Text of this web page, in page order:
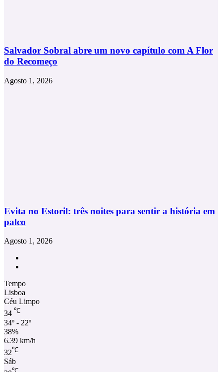
Salvador Sobral abre um novo capítulo com A Flor
do Recomeço
Agosto 1, 2026
Evita no Estoril: três noites para sentir a história em
palco
Agosto 1, 2026
Tempo
Lisboa
Céu Limpo
34 ℃
34º - 22º
38%
6.39 km/h
32℃
Sáb